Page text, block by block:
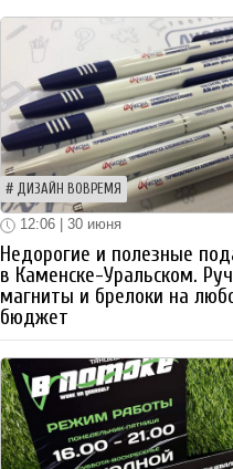
ДИЗАЙН ВОВРЕМЯ
12:06 | 30 июня
Недорогие и полезные
в Каменске-Уральском.
магниты и брелоки на
бюджет